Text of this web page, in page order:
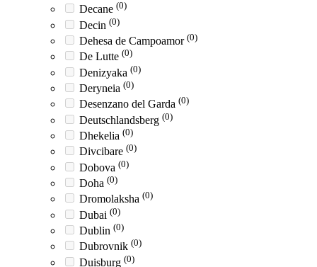
Decane (0)
Decin (0)
Dehesa de Campoamor (0)
De Lutte (0)
Denizyaka (0)
Deryneia (0)
Desenzano del Garda (0)
Deutschlandsberg (0)
Dhekelia (0)
Divcibare (0)
Dobova (0)
Doha (0)
Dromolaksha (0)
Dubai (0)
Dublin (0)
Dubrovnik (0)
Duisburg (0)